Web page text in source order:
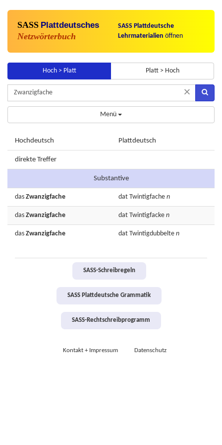
SASS Plattdeutsches
Netzwörterbuch
SASS Plattdeutsche
Lehrmaterialien öffnen
Hoch > Platt Platt > Hoch
×
Menü
Hochdeutsch Plattdeutsch
direkte Treffer
Substantive
das Zwanzigfache dat Twintigfache n
das Zwanzigfache dat Twintigfacke n
das Zwanzigfache dat Twintigdubbelte n
SASS-Schreibregeln
SASS Plattdeutsche Grammatik
SASS-Rechtschreibprogramm
Kontakt + Impressum Datenschutz